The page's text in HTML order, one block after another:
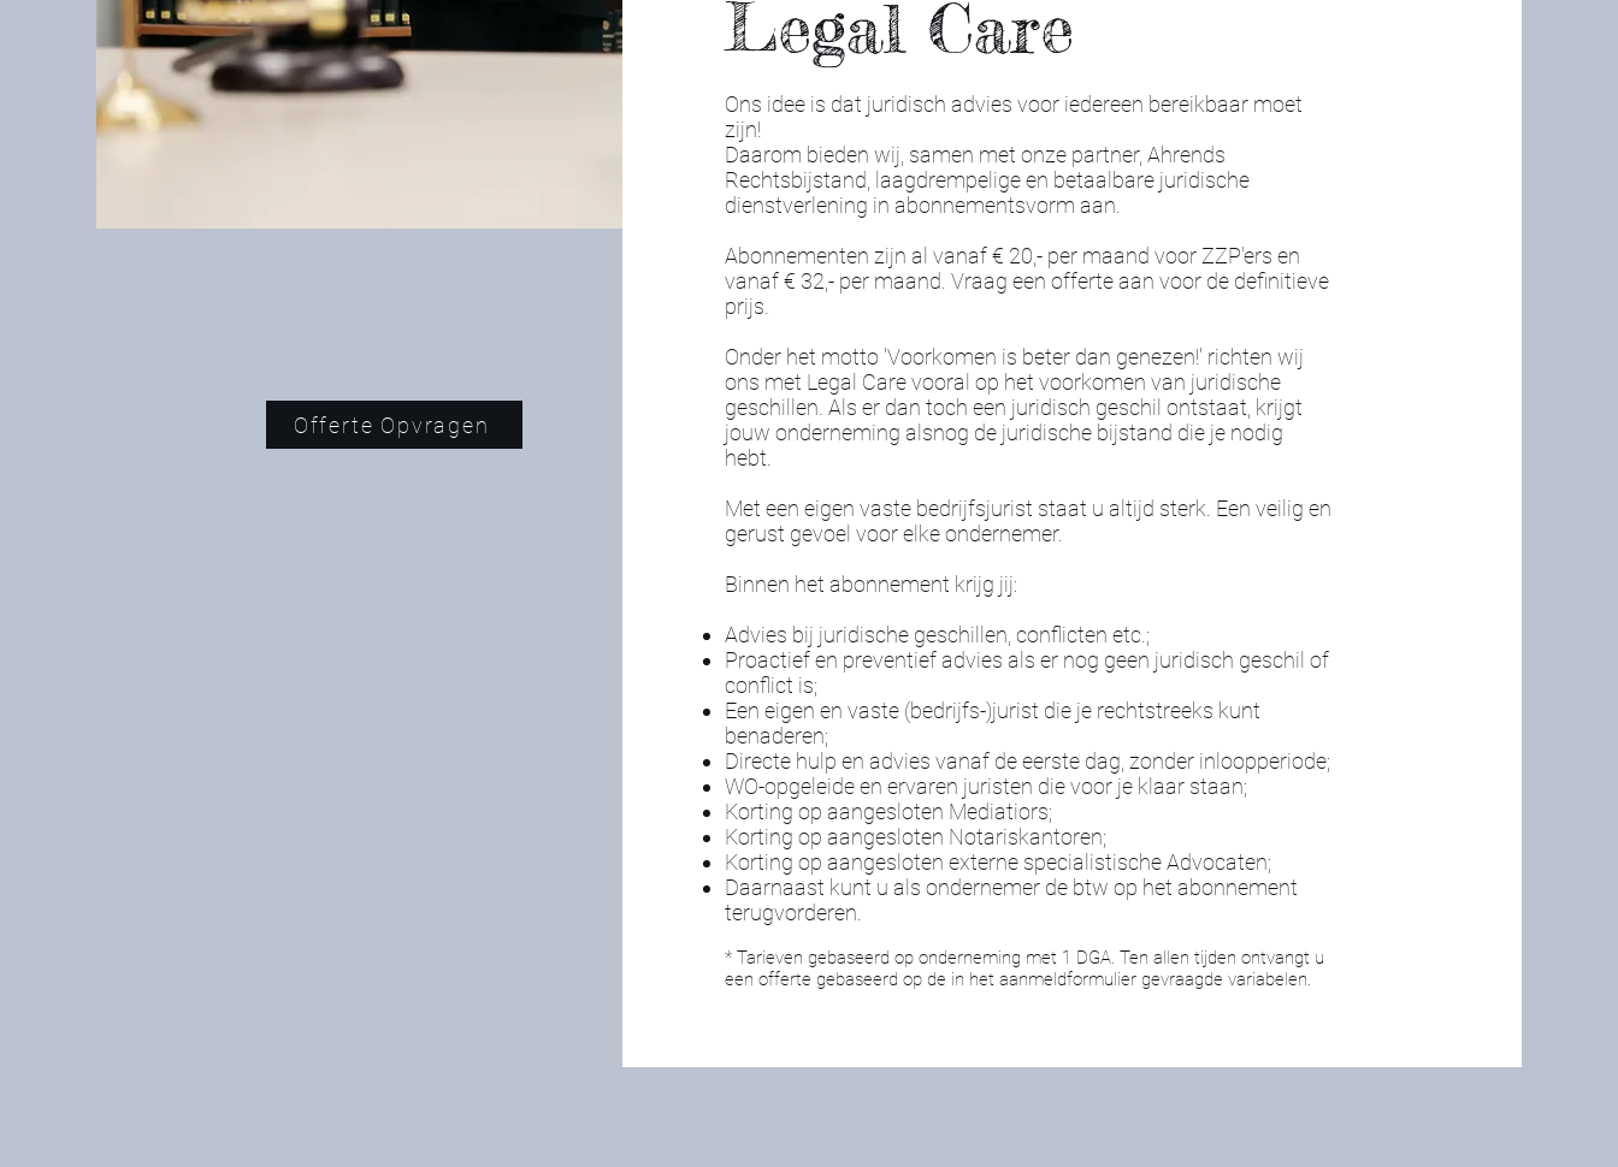
Offerte Opvragen
Legal Care
Ons idee is dat juridisch advies voor iedereen bereikbaar moet
zijn!
Daarom bieden wij, samen met onze partner, Ahrends
Rechtsbijstand, laagdrempelige en betaalbare juridische
dienstverlening in abonnementsvorm aan.
Abonnementen zijn al vanaf € 20,- per maand voor ZZP'ers en
vanaf € 32,- per maand. Vraag een offerte aan voor de definitieve
prijs.
Onder het motto 'Voorkomen is beter dan genezen!' richten wij
ons met Legal Care vooral op het voorkomen van juridische
geschillen. Als er dan toch een juridisch geschil ontstaat, krijgt
jouw onderneming alsnog de juridische bijstand die je nodig
hebt.
Met een eigen vaste bedrijfsjurist staat u altijd sterk. Een veilig en
gerust gevoel voor elke ondernemer.
Binnen het abonnement krijg jij:
Advies bij juridische geschillen, conflicten etc.;
Proactief en preventief advies als er nog geen juridisch geschil of
conflict is;
Een eigen en vaste (bedrijfs-)jurist die je rechtstreeks kunt
benaderen;
Directe hulp en advies vanaf de eerste dag, zonder inloopperiode;
WO-opgeleide en ervaren juristen die voor je klaar staan;
Korting op aangesloten Mediatiors;
Korting op aangesloten Notariskantoren;
Korting op aangesloten externe specialistische Advocaten;
Daarnaast kunt u als ondernemer de btw op het abonnement
terugvorderen.
* Tarieven gebaseerd op onderneming met 1 DGA. Ten allen tijden ontvangt u
een offerte gebaseerd op de in het aanmeldformulier gevraagde variabelen.